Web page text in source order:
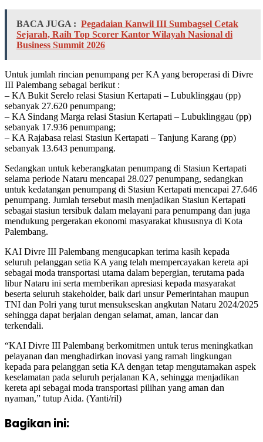
BACA JUGA : Pegadaian Kanwil III Sumbagsel Cetak
Sejarah, Raih Top Scorer Kantor Wilayah Nasional di
Business Summit 2026
Untuk jumlah rincian penumpang per KA yang beroperasi di Divre
III Palembang sebagai berikut :
– KA Bukit Serelo relasi Stasiun Kertapati – Lubuklinggau (pp)
sebanyak 27.620 penumpang;
– KA Sindang Marga relasi Stasiun Kertapati – Lubuklinggau (pp)
sebanyak 17.936 penumpang;
– KA Rajabasa relasi Stasiun Kertapati – Tanjung Karang (pp)
sebanyak 13.643 penumpang.
Sedangkan untuk keberangkatan penumpang di Stasiun Kertapati
selama periode Nataru mencapai 28.027 penumpang, sedangkan
untuk kedatangan penumpang di Stasiun Kertapati mencapai 27.646
penumpang. Jumlah tersebut masih menjadikan Stasiun Kertapati
sebagai stasiun tersibuk dalam melayani para penumpang dan juga
mendukung pergerakan ekonomi masyarakat khususnya di Kota
Palembang.
KAI Divre III Palembang mengucapkan terima kasih kepada
seluruh pelanggan setia KA yang telah mempercayakan kereta api
sebagai moda transportasi utama dalam bepergian, terutama pada
libur Nataru ini serta memberikan apresiasi kepada masyarakat
beserta seluruh stakeholder, baik dari unsur Pemerintahan maupun
TNI dan Polri yang turut mensukseskan angkutan Nataru 2024/2025
sehingga dapat berjalan dengan selamat, aman, lancar dan
terkendali.
“KAI Divre III Palembang berkomitmen untuk terus meningkatkan
pelayanan dan menghadirkan inovasi yang ramah lingkungan
kepada para pelanggan setia KA dengan tetap mengutamakan aspek
keselamatan pada seluruh perjalanan KA, sehingga menjadikan
kereta api sebagai moda transportasi pilihan yang aman dan
nyaman,” tutup Aida. (Yanti/ril)
Bagikan ini: